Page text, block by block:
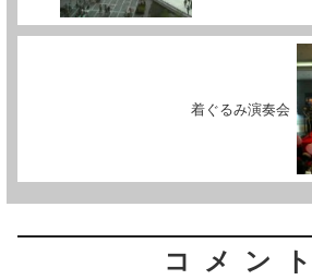
着ぐるみ演奏会
コメント